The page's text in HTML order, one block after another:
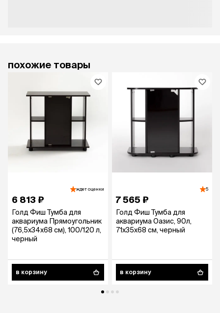
похожие товары
ждет оценки
6 813 ₽
Голд Фиш Тумба для
аквариума Прямоугольник
(76,5x34x68 см), 100/120 л,
черный
в корзину
5
7 565 ₽
Голд Фиш Тумба для
аквариума Оазис, 90л,
71x35x68 см, черный
в корзину